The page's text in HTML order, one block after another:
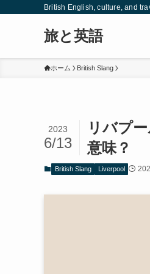
British English, culture, and
旅と英語
ホーム British Slang
リバプ
意味？
2023
6/13
British Slang Liverpool